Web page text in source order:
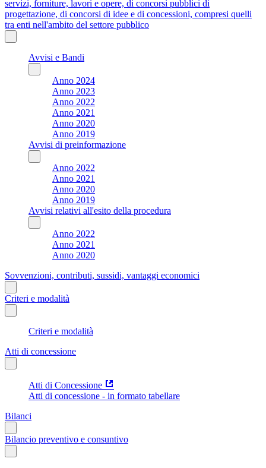
servizi, forniture, lavori e opere, di concorsi pubblici di
progettazione, di concorsi di idee e di concessioni, compresi quelli
tra enti nell'ambito del settore pubblico
Avvisi e Bandi
Anno 2024
Anno 2023
Anno 2022
Anno 2021
Anno 2020
Anno 2019
Avvisi di preinformazione
Anno 2022
Anno 2021
Anno 2020
Anno 2019
Avvisi relativi all'esito della procedura
Anno 2022
Anno 2021
Anno 2020
Sovvenzioni, contributi, sussidi, vantaggi economici
Criteri e modalità
Criteri e modalità
Atti di concessione
Atti di Concessione
Atti di concessione - in formato tabellare
Bilanci
Bilancio preventivo e consuntivo